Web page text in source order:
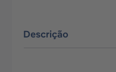
Descrição